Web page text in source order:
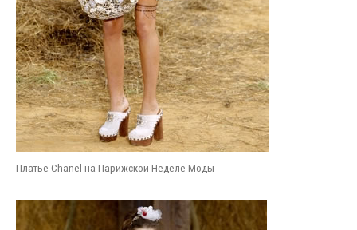
Платье Chanel на Парижской Неделе Моды